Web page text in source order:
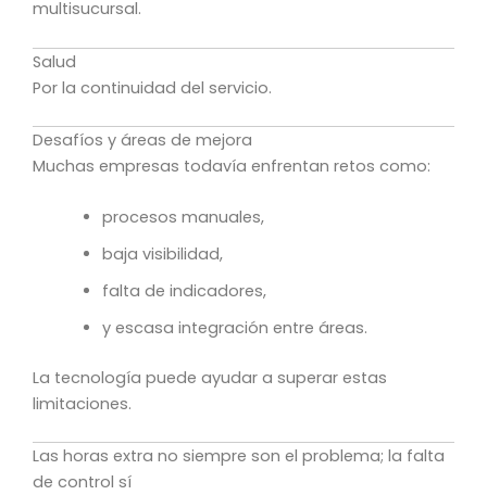
multisucursal.
Salud
Por la continuidad del servicio.
Desafíos y áreas de mejora
Muchas empresas todavía enfrentan retos como:
procesos manuales,
baja visibilidad,
falta de indicadores,
y escasa integración entre áreas.
La tecnología puede ayudar a superar estas
limitaciones.
Las horas extra no siempre son el problema; la falta
de control sí